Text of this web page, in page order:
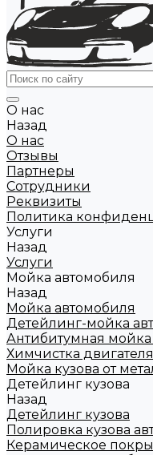
О нас
Назад
О нас
Отзывы
Партнеры
Сотрудники
Реквизиты
Политика
Услуги
Назад
Услуги
Мойка автомобиля
Назад
Мойка автомобиля
Детейлинг-мойка
Антибитумная мойка
Химчистка
Мойка кузова от
Детейлинг кузова
Назад
Детейлинг кузова
Полировка кузова
Керамическое